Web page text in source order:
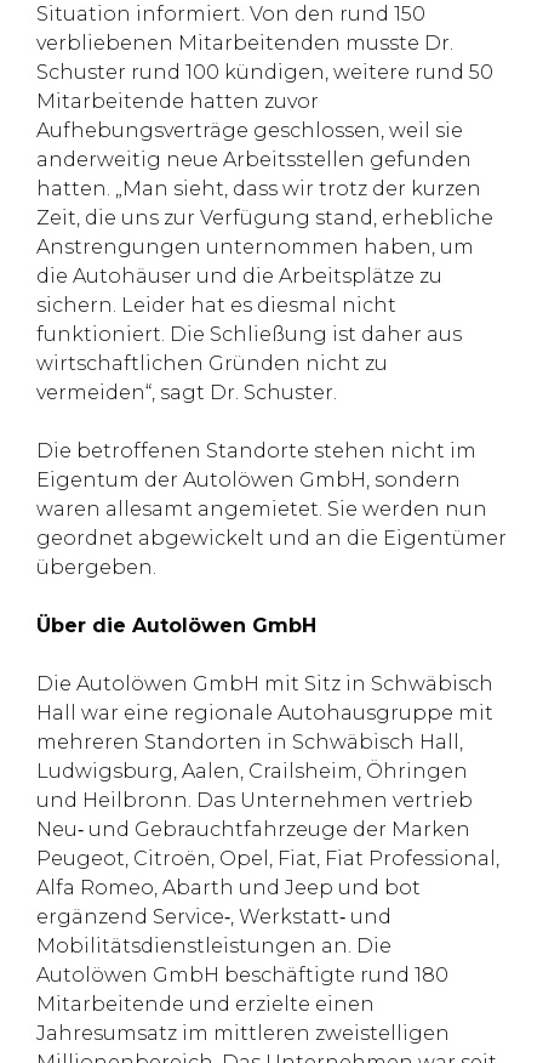
Situation informiert. Von den rund 150
verbliebenen Mitarbeitenden musste Dr.
Schuster rund 100 kündigen, weitere rund 50
Mitarbeitende hatten zuvor
Aufhebungsverträge geschlossen, weil sie
anderweitig neue Arbeitsstellen gefunden
hatten. „Man sieht, dass wir trotz der kurzen
Zeit, die uns zur Verfügung stand, erhebliche
Anstrengungen unternommen haben, um
die Autohäuser und die Arbeitsplätze zu
sichern. Leider hat es diesmal nicht
funktioniert. Die Schließung ist daher aus
wirtschaftlichen Gründen nicht zu
vermeiden“, sagt Dr. Schuster.
Die betroffenen Standorte stehen nicht im
Eigentum der Autolöwen GmbH, sondern
waren allesamt angemietet. Sie werden nun
geordnet abgewickelt und an die Eigentümer
übergeben.
Über die Autolöwen GmbH
Die Autolöwen GmbH mit Sitz in Schwäbisch
Hall war eine regionale Autohausgruppe mit
mehreren Standorten in Schwäbisch Hall,
Ludwigsburg, Aalen, Crailsheim, Öhringen
und Heilbronn. Das Unternehmen vertrieb
Neu‑ und Gebrauchtfahrzeuge der Marken
Peugeot, Citroën, Opel, Fiat, Fiat Professional,
Alfa Romeo, Abarth und Jeep und bot
ergänzend Service‑, Werkstatt‑ und
Mobilitätsdienstleistungen an. Die
Autolöwen GmbH beschäftigte rund 180
Mitarbeitende und erzielte einen
Jahresumsatz im mittleren zweistelligen